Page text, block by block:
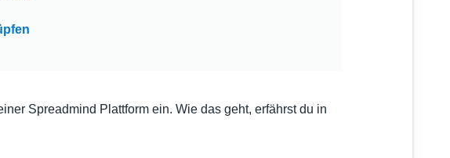
Spreadmind Plattform ein. Wie das geht, erfährst du in